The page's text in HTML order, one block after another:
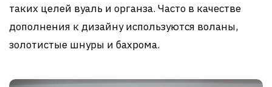
таких целей вуаль и органза. Часто в качестве
дополнения к дизайну используются воланы,
золотистые шнуры и бахрома.